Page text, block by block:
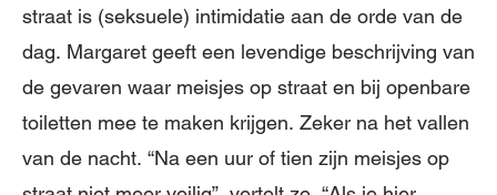
straat is (seksuele) intimidatie aan de orde van de
dag. Margaret geeft een levendige beschrijving van
de gevaren waar meisjes op straat en bij openbare
toiletten mee te maken krijgen. Zeker na het vallen
van de nacht. “Na een uur of tien zijn meisjes op